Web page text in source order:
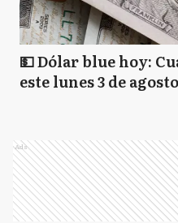
💵 Dólar blue hoy:
este lunes 3 de
Ads